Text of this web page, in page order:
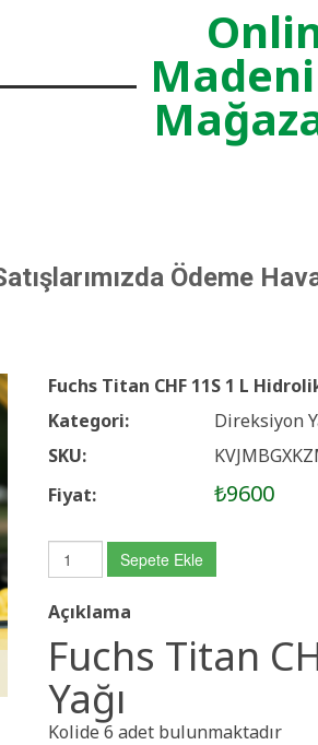
Ödeme
Fuchs Titan CHF 11S 1 L
Kategori:
Direksiyon
SKU:
Fiyat:
₺9600
Sepete Ekle
Açıklama
Fuchs Titan
Yağı
Kolide 6 adet bulunmaktadır